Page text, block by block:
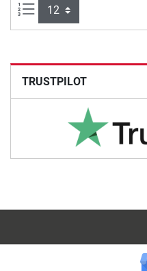
Artikel pr. side:
TRUSTPILOT